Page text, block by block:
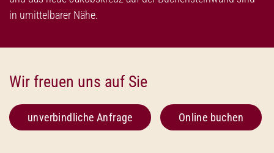
in umittelbarer Nähe.
Wir freuen uns auf Sie
unverbindliche Anfrage Online buchen